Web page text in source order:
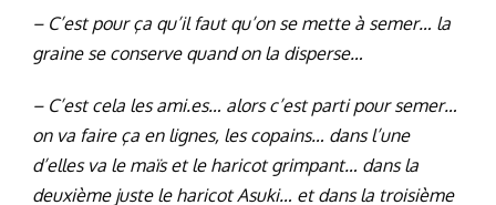
– C’est pour ça qu’il faut qu’on se mette à semer… la
graine se conserve quand on la disperse…
– C’est cela les ami.es… alors c’est parti pour semer…
on va faire ça en lignes, les copains… dans l’une
d’elles va le maïs et le haricot grimpant… dans la
deuxième juste le haricot Asuki… et dans la troisième